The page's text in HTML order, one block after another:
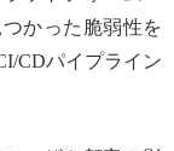
かった脆弱性を
CDパイプライン